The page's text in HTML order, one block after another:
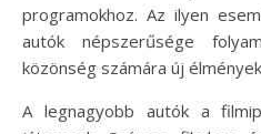
programokhoz. Az ilyen
autók népszerűsége
közönség számára új
A legnagyobb autók a